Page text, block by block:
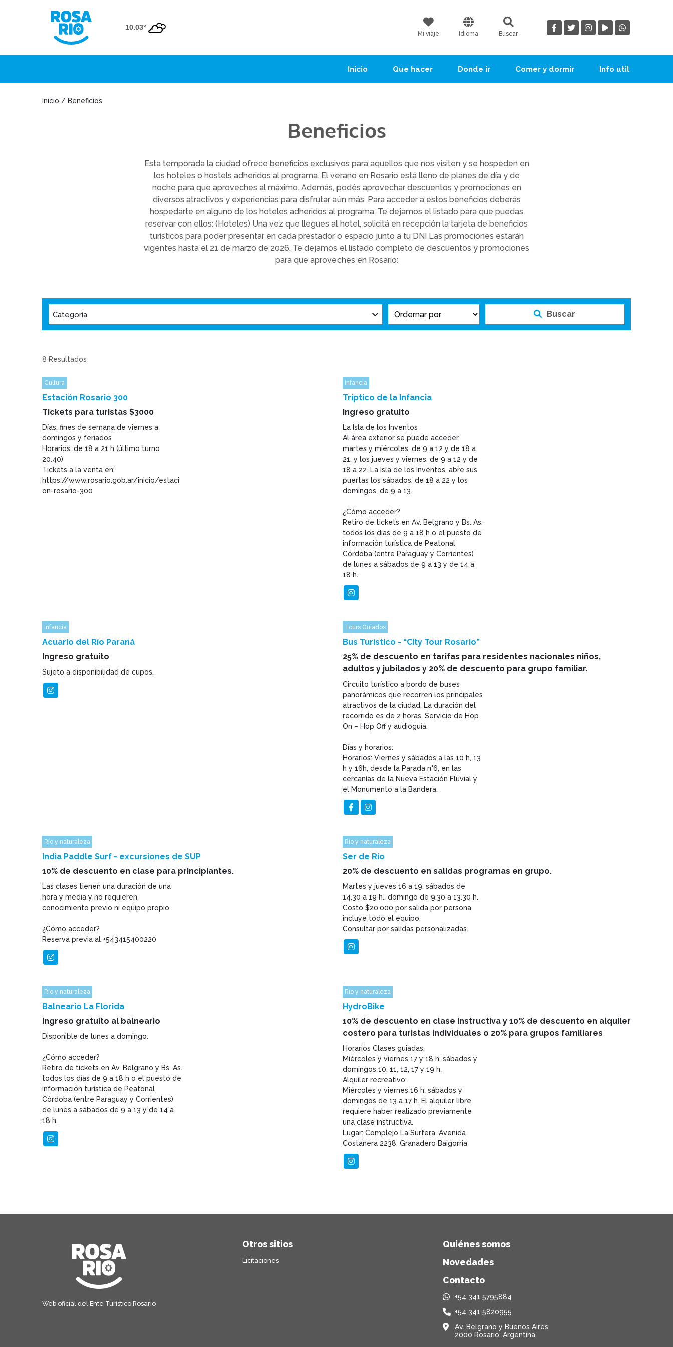
10.03°
Mi viaje Idioma Buscar
Inicio Que hacer Donde ir Comer y dormir Info util
Inicio / Beneficios
Beneficios
Esta temporada la ciudad ofrece beneficios exclusivos para aquellos que nos visiten y se hospeden en
los hoteles o hostels adheridos al programa. El verano en Rosario está lleno de planes de día y de
noche para que aproveches al máximo. Además, podés aprovechar descuentos y promociones en
diversos atractivos y experiencias para disfrutar aún más. Para acceder a estos beneficios deberás
hospedarte en alguno de los hoteles adheridos al programa. Te dejamos el listado para que puedas
reservar con ellos: (Hoteles) Una vez que llegues al hotel, solicitá en recepción la tarjeta de beneficios
turísticos para poder presentar en cada prestador o espacio junto a tu DNI Las promociones estarán
vigentes hasta el 21 de marzo de 2026. Te dejamos el listado completo de descuentos y promociones
para que aproveches en Rosario:
Categoría Buscar
8 Resultados
Cultura
Estación Rosario 300
Tickets para turistas $3000
Días: fines de semana de viernes a
domingos y feriados
Horarios: de 18 a 21 h (último turno
20.40)
Tickets a la venta en:
https://www.rosario.gob.ar/inicio/estaci
on-rosario-300
Infancia
Tríptico de la Infancia
Ingreso gratuito
La Isla de los Inventos
Al área exterior se puede acceder
martes y miércoles, de 9 a 12 y de 18 a
21; y los jueves y viernes, de 9 a 12 y de
18 a 22. La Isla de los Inventos, abre sus
puertas los sábados, de 18 a 22 y los
domingos, de 9 a 13.
¿Cómo acceder?
Retiro de tickets en Av. Belgrano y Bs. As.
todos los días de 9 a 18 h o el puesto de
información turística de Peatonal
Córdoba (entre Paraguay y Corrientes)
de lunes a sábados de 9 a 13 y de 14 a
18 h.
Infancia
Acuario del Río Paraná
Ingreso gratuito
Sujeto a disponibilidad de cupos.
Tours Guiados
Bus Turístico - “City Tour Rosario”
25% de descuento en tarifas para residentes nacionales niños,
adultos y jubilados y 20% de descuento para grupo familiar.
Circuito turístico a bordo de buses
panorámicos que recorren los principales
atractivos de la ciudad. La duración del
recorrido es de 2 horas. Servicio de Hop
On – Hop Off y audioguía.
Días y horarios:
Horarios: Viernes y sábados a las 10 h, 13
h y 16h, desde la Parada n°6, en las
cercanías de la Nueva Estación Fluvial y
el Monumento a la Bandera.
Río y naturaleza
India Paddle Surf - excursiones de SUP
10% de descuento en clase para principiantes.
Las clases tienen una duración de una
hora y media y no requieren
conocimiento previo ni equipo propio.
¿Cómo acceder?
Reserva previa al +543415400220
Río y naturaleza
Ser de Río
20% de descuento en salidas programas en grupo.
Martes y jueves 16 a 19, sábados de
14.30 a 19 h., domingo de 9.30 a 13.30 h.
Costo $20.000 por salida por persona,
incluye todo el equipo.
Consultar por salidas personalizadas.
Río y naturaleza
Balneario La Florida
Ingreso gratuito al balneario
Disponible de lunes a domingo.
¿Cómo acceder?
Retiro de tickets en Av. Belgrano y Bs. As.
todos los días de 9 a 18 h o el puesto de
información turística de Peatonal
Córdoba (entre Paraguay y Corrientes)
de lunes a sábados de 9 a 13 y de 14 a
18 h.
Río y naturaleza
HydroBike
10% de descuento en clase instructiva y 10% de descuento en alquiler
costero para turistas individuales o 20% para grupos familiares
Horarios Clases guiadas:
Miércoles y viernes 17 y 18 h, sábados y
domingos 10, 11, 12, 17 y 19 h.
Alquiler recreativo:
Miércoles y viernes 16 h, sábados y
domingos de 13 a 17 h. El alquiler libre
requiere haber realizado previamente
una clase instructiva.
Lugar: Complejo La Surfera, Avenida
Costanera 2238, Granadero Baigorria
Web oficial del Ente Turístico Rosario
Otros sitios
Licitaciones
Quiénes somos
Novedades
Contacto
+54 341 5795884
+54 341 5820955
Av. Belgrano y Buenos Aires
2000 Rosario, Argentina